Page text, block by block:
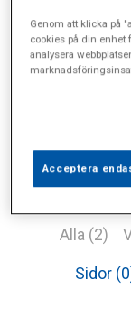
Alla (2)
Sidor
Genom att klicka på
cookies på din enhet
analysera
Acceptera